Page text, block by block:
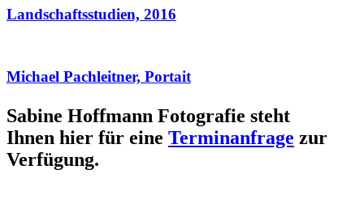
Landschaftsstudien, 2016
Michael Pachleitner, Portait
Sabine Hoffmann Fotografie steht
Ihnen hier für eine Terminanfrage zur
Verfügung.